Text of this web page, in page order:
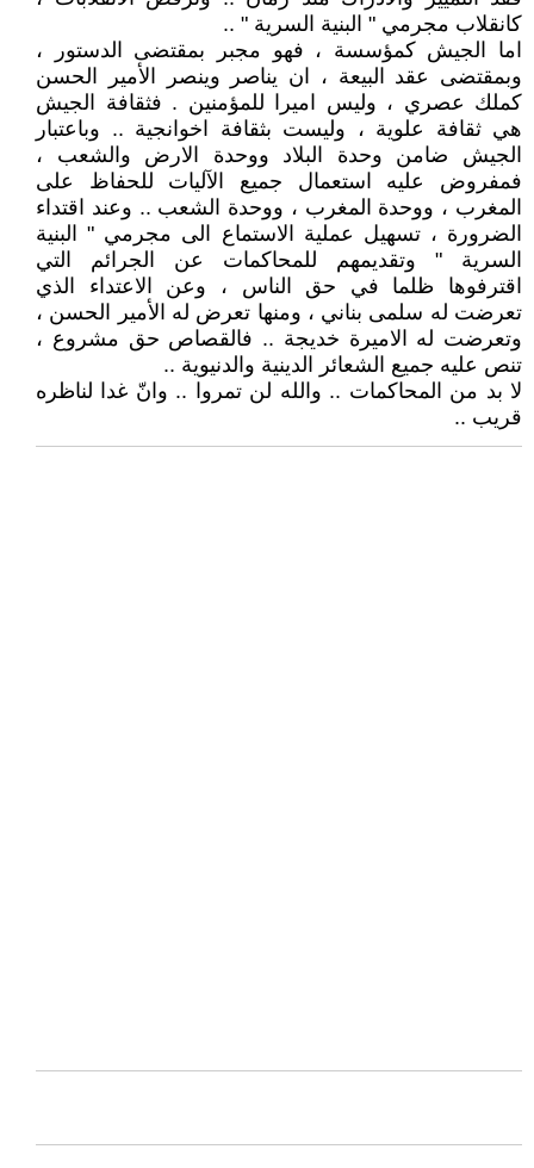
كانقلاب مجرمي " البنية السرية " ..
اما الجيش كمؤسسة ، فهو مجبر بمقتضى الدستور ،
وبمقتضى عقد البيعة ، ان يناصر وينصر الأمير الحسن
كملك عصري ، وليس اميرا للمؤمنين . فثقافة الجيش
هي ثقافة علوية ، وليست بثقافة اخوانجية .. وباعتبار
الجيش ضامن وحدة البلاد ووحدة الارض والشعب ،
فمفروض عليه استعمال جميع الآليات للحفاظ على
المغرب ، ووحدة المغرب ، ووحدة الشعب .. وعند اقتداء
الضرورة ، تسهيل عملية الاستماع الى مجرمي " البنية
السرية " وتقديمهم للمحاكمات عن الجرائم التي
اقترفوها ظلما في حق الناس ، وعن الاعتداء الذي
تعرضت له سلمى بناني ، ومنها تعرض له الأمير الحسن ،
وتعرضت له الاميرة خديجة .. فالقصاص حق مشروع ،
تنص عليه جميع الشعائر الدينية والدنيوية ..
لا بد من المحاكمات .. والله لن تمروا .. وانّ غدا لناظره
قريب ..